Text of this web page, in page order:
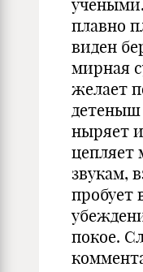
плавно
виден
мирная
желает
детеныш
ныряет
цепляет
звукам,
пробует
покое.